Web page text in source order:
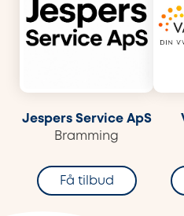
Jespers Service ApS
Bramming
Få tilbud